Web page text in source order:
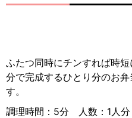
ふたつ同時にチンすれば時
分で完成するひとり分のお
す。
調理時間：5分 人数：1人分